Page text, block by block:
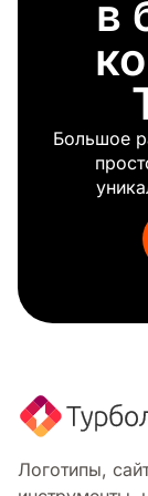
Иллюминаты
Связаны
Крепость
Безопасность
Зеленый глаз
Пятна
Оранжевое
Фермерский
Клетчатый
Равенство
Честь
Синий огонь
в
Большое
Логотипы,